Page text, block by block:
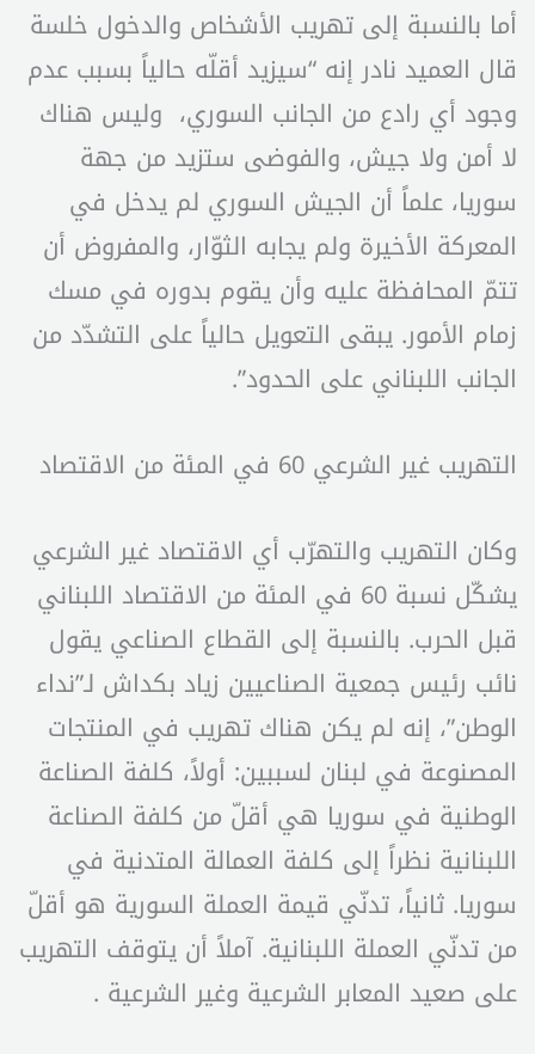
أما بالنسبة إلى تهريب الأشخاص والدخول خلسة
قال العميد نادر إنه “سيزيد أقلّه حالياً بسبب عدم
وجود أي رادع من الجانب السوري، وليس هناك
لا أمن ولا جيش، والفوضى ستزيد من جهة
سوريا، علماً أن الجيش السوري لم يدخل في
المعركة الأخيرة ولم يجابه الثوّار، والمفروض أن
تتمّ المحافظة عليه وأن يقوم بدوره في مسك
زمام الأمور. يبقى التعويل حالياً على التشدّد من
الجانب اللبناني على الحدود”.
التهريب غير الشرعي 60 في المئة من الاقتصاد
وكان التهريب والتهرّب أي الاقتصاد غير الشرعي
يشكّل نسبة 60 في المئة من الاقتصاد اللبناني
قبل الحرب. بالنسبة إلى القطاع الصناعي يقول
نائب رئيس جمعية الصناعيين زياد بكداش لـ”نداء
الوطن”، إنه لم يكن هناك تهريب في المنتجات
المصنوعة في لبنان لسببين: أولاً، كلفة الصناعة
الوطنية في سوريا هي أقلّ من كلفة الصناعة
اللبنانية نظراً إلى كلفة العمالة المتدنية في
سوريا. ثانياً، تدنّي قيمة العملة السورية هو أقلّ
من تدنّي العملة اللبنانية. آملاً أن يتوقف التهريب
على صعيد المعابر الشرعية وغير الشرعية .